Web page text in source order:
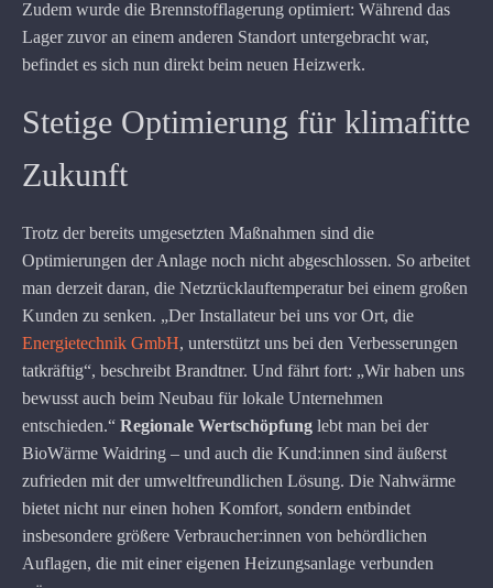
Zudem wurde die Brennstofflagerung optimiert: Während das
Lager zuvor an einem anderen Standort untergebracht war,
befindet es sich nun direkt beim neuen Heizwerk.
Stetige Optimierung für klimafitte
Zukunft
Trotz der bereits umgesetzten Maßnahmen sind die
Optimierungen der Anlage noch nicht abgeschlossen. So arbeitet
man derzeit daran, die Netzrücklauftemperatur bei einem großen
Kunden zu senken. „Der Installateur bei uns vor Ort, die
Energietechnik GmbH, unterstützt uns bei den Verbesserungen
tatkräftig“, beschreibt Brandtner. Und fährt fort: „Wir haben uns
bewusst auch beim Neubau für lokale Unternehmen
entschieden.“ Regionale Wertschöpfung lebt man bei der
BioWärme Waidring – und auch die Kund:innen sind äußerst
zufrieden mit der umweltfreundlichen Lösung. Die Nahwärme
bietet nicht nur einen hohen Komfort, sondern entbindet
insbesondere größere Verbraucher:innen von behördlichen
Auflagen, die mit einer eigenen Heizungsanlage verbunden